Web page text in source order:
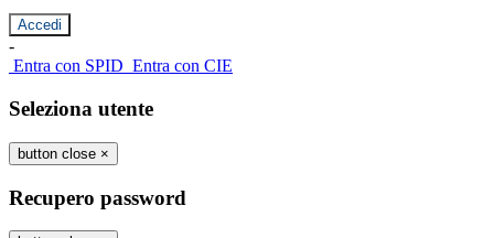
-
Entra con SPID Entra con CIE
Seleziona utente
button close ×
Recupero password